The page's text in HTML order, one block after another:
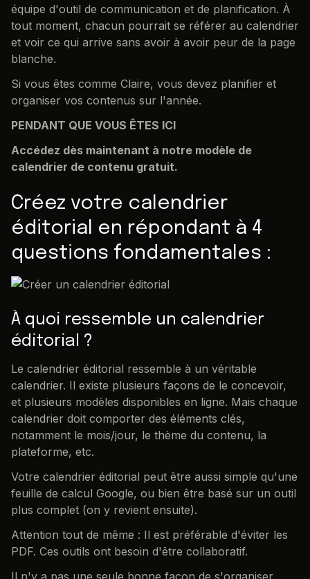
équipe d'outil de communication et de planification. À
tout moment, chacun pourrait se référer au calendrier
et voir ce qui arrive sans avoir à avoir peur de la page
blanche.
Si vous êtes comme Claire, vous devez planifier et
organiser vos contenus sur l'année.
PENDANT QUE VOUS ÊTES ICI
Accédez dès maintenant à notre modèle de
calendrier de contenu gratuit.
Créez votre calendrier
éditorial en répondant à 4
questions fondamentales :
À quoi ressemble un calendrier
éditorial ?
Le calendrier éditorial ressemble à un véritable
calendrier. Il existe plusieurs façons de le concevoir,
et plusieurs modèles disponibles en ligne. Mais chaque
calendrier doit comporter des éléments clés,
notamment le mois/jour, le thème du contenu, la
plateforme, etc.
Votre calendrier éditorial peut être aussi simple qu'une
feuille de calcul Google, ou bien être basé sur un outil
plus complet (on y revient ensuite).
Attention tout de même : Il est préférable d'éviter les
PDF. Ces outils ont besoin d'être collaboratif.
Il n'y a pas une seule bonne façon de s'organiser.